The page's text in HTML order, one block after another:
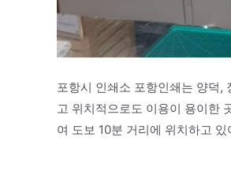
포항시 인쇄소 포항인쇄는 양덕,
고 위치적으로도 이용이 용이한
여 도보 10분 거리에 위치하고